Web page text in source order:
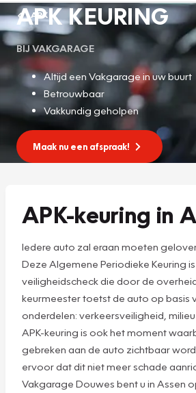
APK
APK KEURING
BIJ VAKGARAGE
Altijd een Vakgarage in uw buurt
Betrouwbaar
Vakkundig geholpen
Maak nu een afspraak!
APK-keuring in
Iedere auto zal eraan moeten
Deze Algemene Periodieke Keuring
veiligheidscheck die door de
keurmeester toetst de auto op basis
onderdelen: verkeersveiligheid,
APK-keuring is ook het moment
gebreken aan de auto zichtbaar
ervoor dat dit niet meer schade
Vakgarage Douwes bent u in Assen